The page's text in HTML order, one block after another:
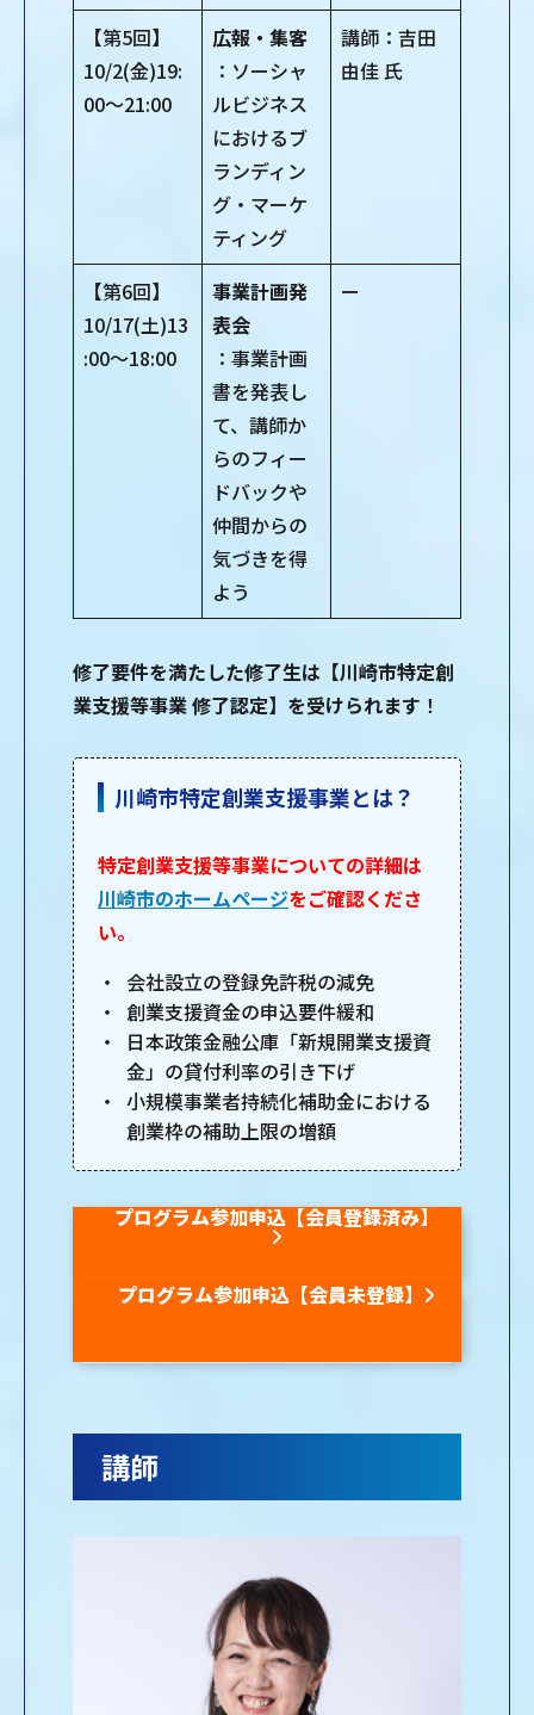
【第5回】
10/2(金)19:
00～21:00
広報・集客
：ソーシャ
ルビジネス
におけるブ
ランディン
グ・マーケ
ティング
講師：吉田
由佳 氏
【第6回】
10/17(土)13
:00～18:00
事業計画発
表会
：事業計画
書を発表し
て、講師か
らのフィー
ドバックや
仲間からの
気づきを得
よう
ー
修了要件を満たした修了生は【川崎市特定創
業支援等事業 修了認定】を受けられます ！
川崎市特定創業支援事業とは？
特定創業支援等事業についての詳細は
川崎市のホームページをご確認くださ
い。
会社設立の登録免許税の減免
創業支援資金の申込要件緩和
日本政策金融公庫「新規開業支援資
金」の貸付利率の引き下げ
小規模事業者持続化補助金における
創業枠の補助上限の増額
プログラム参加申込【会員登録済み】
プログラム参加申込【会員未登録】
講師